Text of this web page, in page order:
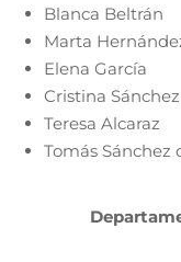
Blanca Beltrán
Marta
Elena García
Cristina Sánchez
Teresa Alcaraz
Tomás Sánchez